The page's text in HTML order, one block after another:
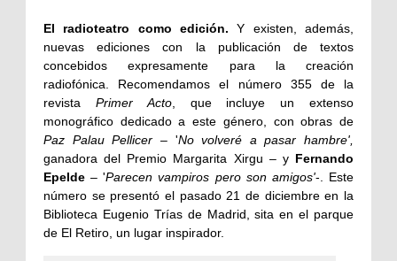
El radioteatro como edición. Y existen, además,
nuevas ediciones con la publicación de textos
concebidos expresamente para la creación
radiofónica. Recomendamos el número 355 de la
revista Primer Acto, que incluye un extenso
monográfico dedicado a este género, con obras de
Paz Palau Pellicer – 'No volveré a pasar hambre',
ganadora del Premio Margarita Xirgu – y Fernando
Epelde – 'Parecen vampiros pero son amigos'-. Este
número se presentó el pasado 21 de diciembre en la
Biblioteca Eugenio Trías de Madrid, sita en el parque
de El Retiro, un lugar inspirador.